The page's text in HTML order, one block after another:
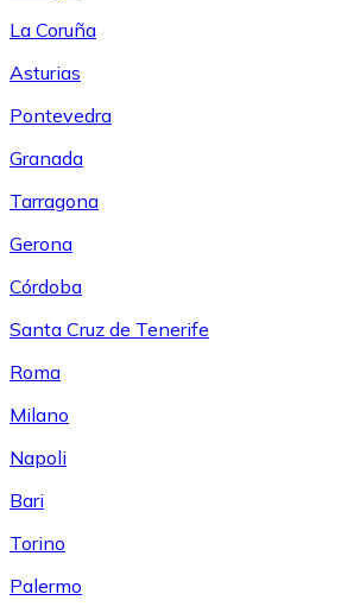
La Coruña
Asturias
Pontevedra
Granada
Tarragona
Gerona
Córdoba
Santa Cruz de Tenerife
Roma
Milano
Napoli
Bari
Torino
Palermo